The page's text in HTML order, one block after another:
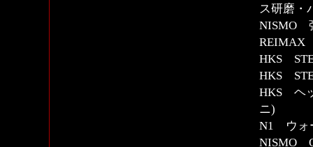
ス研磨・
NISMO
REIMAX
HKS
HKS
HKS ヘ
ニ)
N1 ウォ
NISMO